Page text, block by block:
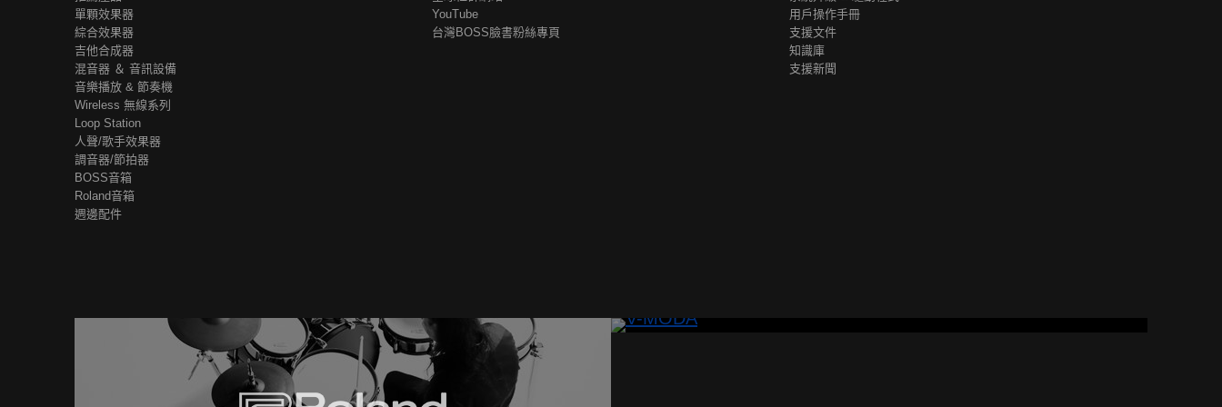
單顆效果器
綜合效果器
吉他合成器
混音器 ＆ 音訊設備
音樂播放 & 節奏機
Wireless 無線系列
Loop Station
人聲/歌手效果器
調音器/節拍器
BOSS音箱
Roland音箱
週邊配件
YouTube
台灣BOSS臉書粉絲專頁
用戶操作手冊
支援文件
知識庫
支援新聞